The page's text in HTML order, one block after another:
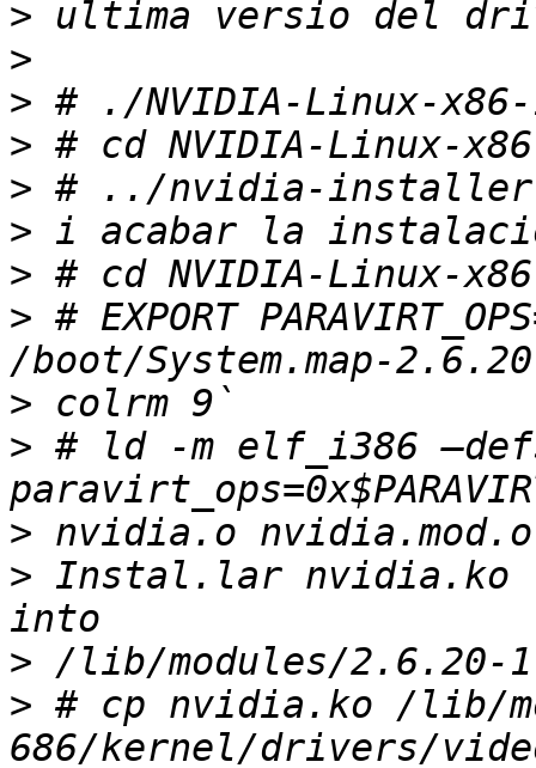
>
>
>
>
>
>
>
> # EXPORT
>
> # ld -m elf_i386
>
> Instal.lar nvidia.ko
>
> # cp nvidia.ko /lib/